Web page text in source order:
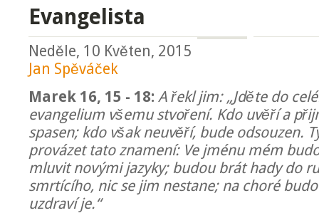
Evangelista
Neděle, 10 Květen, 2015
Jan Spěváček
Marek 16, 15 - 18: A řekl jim: „Jděte do
evangelium všemu stvoření. Kdo uvěří a
spasen; kdo však neuvěří, bude odsouzen.
provázet tato znamení: Ve jménu mém
mluvit novými jazyky; budou brát hady do
smrtícího, nic se jim nestane; na choré
uzdraví je.“